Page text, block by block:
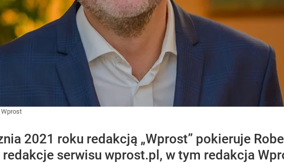
Wprost
2021 roku redakcją „Wprost” pokieruje
serwisu wprost.pl, w tym redakcja